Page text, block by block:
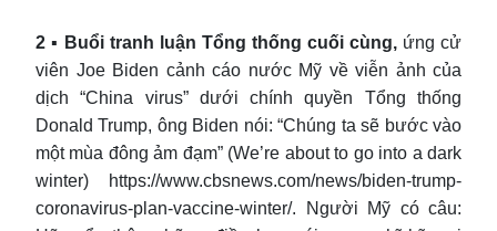
2 ▪ Buổi tranh luận Tổng thống cuối cùng, ứng cử
viên Joe Biden cảnh cáo nước Mỹ về viễn ảnh của
dịch “China virus” dưới chính quyền Tổng thống
Donald Trump, ông Biden nói: “Chúng ta sẽ bước vào
một mùa đông ảm đạm” (We’re about to go into a dark
winter) https://www.cbsnews.com/news/biden-trump-
coronavirus-plan-vaccine-winter/. Người Mỹ có câu: